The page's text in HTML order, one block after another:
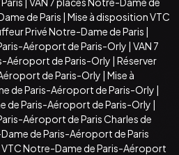
de Paris | Mise à disposition VTC
Privé Notre-Dame de Paris |
Aéroport de Paris-Orly | VAN 7
Aéroport de Paris-Orly | Réserver
de Paris-Orly | Mise à
de Paris-Aéroport de Paris-Orly |
de Paris-Aéroport de Paris-Orly |
Aéroport de Paris Charles de
de Paris-Aéroport de Paris
VTC Notre-Dame de Paris-Aéroport